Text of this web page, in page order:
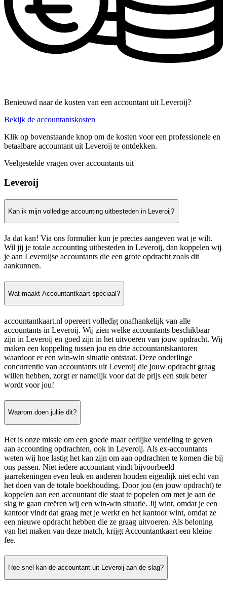
Benieuwd naar de kosten van een accountant uit Leveroij?
Bekijk de accountantskosten
Klik op bovenstaande knop om de kosten voor een professionele en
betaalbare accountant uit Leveroij te ontdekken.
Veelgestelde vragen over accountants uit
Leveroij
Kan ik mijn volledige accounting uitbesteden in Leveroij?
Ja dat kan! Via ons formulier kun je precies aangeven wat je wilt.
Wil jij je totale accounting uitbesteden in Leveroij, dan koppelen wij
je aan Leveroijse accountants die een grote opdracht zoals dit
aankunnen.
Wat maakt Accountantkaart speciaal?
accountantkaart.nl opereert volledig onafhankelijk van alle
accountants in Leveroij. Wij zien welke accountants beschikbaar
zijn in Leveroij en goed zijn in het uitvoeren van jouw opdracht. Wij
maken een koppeling tussen jou en drie accountantskantoren
waardoor er een win-win situatie ontstaat. Deze onderlinge
concurrentie van accountants uit Leveroij die jouw opdracht graag
willen hebben, zorgt er namelijk voor dat de prijs een stuk beter
wordt voor jou!
Waarom doen jullie dit?
Het is onze missie om een goede maar eerlijke verdeling te geven
aan accounting opdrachten, ook in Leveroij. Als ex-accountants
weten wij hoe lastig het kan zijn om aan opdrachten te komen die bij
ons passen. Niet iedere accountant vindt bijvoorbeeld
jaarrekeningen even leuk en anderen houden eigenlijk niet echt van
het doen van de totale boekhouding. Door jou (en jouw opdracht) te
koppelen aan een accountant die staat te popelen om met je aan de
slag te gaan creëren wij een win-win situatie. Jij wint, omdat je een
kantoor vindt dat graag met je werkt en het kantoor wint, omdat ze
een nieuwe opdracht hebben die ze graag uitvoeren. Als beloning
van het maken van deze match, krijgt Accountantkaart een kleine
fee.
Hoe snel kan de accountant uit Leveroij aan de slag?